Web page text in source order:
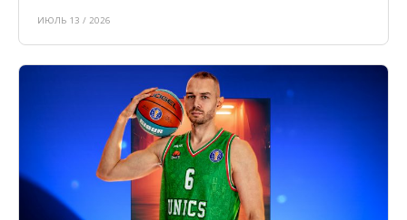
ИЮЛЬ 13 / 2026